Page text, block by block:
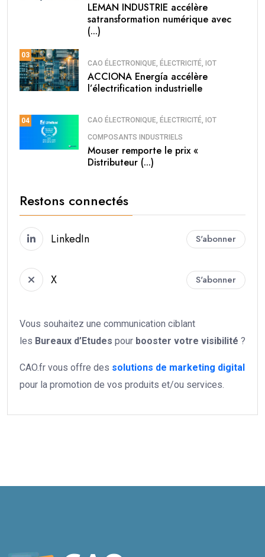
LEMAN INDUSTRIE accélère
satransformation numérique avec
(...)
03
CAO ÉLECTRONIQUE, ÉLECTRICITÉ, IOT
ACCIONA Energía accélère
l’électrification industrielle
04 CAO ÉLECTRONIQUE, ÉLECTRICITÉ, IOT
COMPOSANTS INDUSTRIELS
Mouser remporte le prix «
Distributeur (...)
Restons connectés
LinkedIn S'abonner
X S'abonner
Vous souhaitez une communication ciblant
les Bureaux d’Etudes pour booster votre visibilité ?
CAO.fr vous offre des solutions de marketing digital
pour la promotion de vos produits et/ou services.